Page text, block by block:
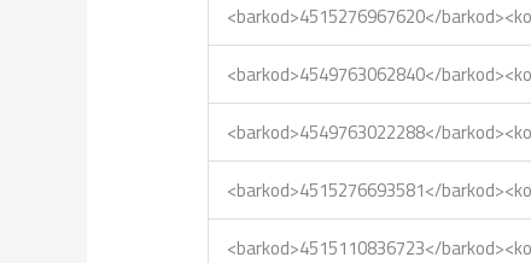
<barkod>4515276967620</
<barkod>4549763062840</
<barkod>4549763022288</
<barkod>4515276693581</
<barkod>4515110836723</